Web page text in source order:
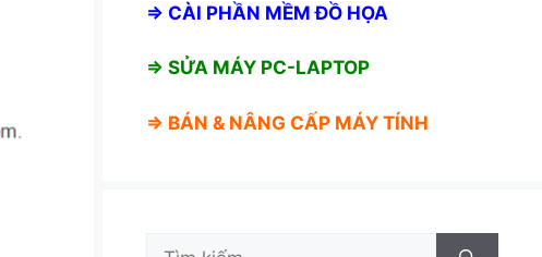
⇒ CÀI PHẦN MỀM ĐỒ HỌA
⇒ SỬA MÁY PC-LAPTOP
⇒ BÁN & NÂNG CẤP MÁY TÍNH
Tìm